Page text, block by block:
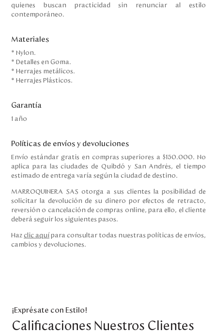
quienes buscan practicidad sin renunciar al estilo
contemporáneo.
Materiales
* Nylon.
* Detalles en Goma.
* Herrajes metálicos.
* Herrajes Plásticos.
Garantía
1 año
Políticas de envíos y devoluciones
Envío estándar gratis en compras superiores a $150.000. No
aplica para las ciudades de Quibdó y San Andrés, el tiempo
estimado de entrega varía según la ciudad de destino.
MARROQUINERA SAS otorga a sus clientes la posibilidad de
solicitar la devolución de su dinero por efectos de retracto,
reversión o cancelación de compras online, para ello, el cliente
deberá seguir los siguientes pasos.
Haz clic aquí para consultar todas nuestras políticas de envíos,
cambios y devoluciones.
¡Exprésate con Estilo!
Calificaciones Nuestros Clientes